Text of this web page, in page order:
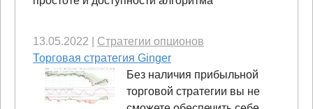
13.05.2022
Стратегии опционов
Торговая стратегия Ginger
Без наличия прибыльной
торговой стратегии вы не